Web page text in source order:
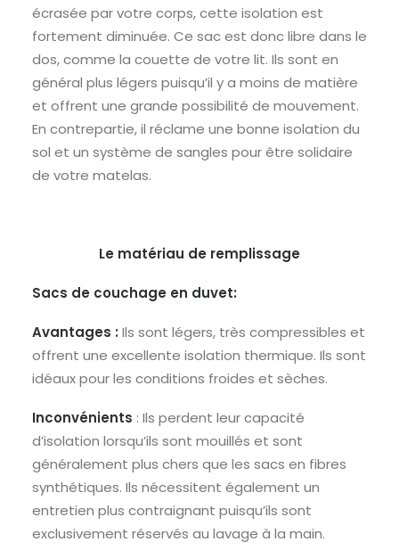
écrasée par votre corps, cette isolation est
fortement diminuée. Ce sac est donc libre dans le
dos, comme la couette de votre lit. Ils sont en
général plus légers puisqu’il y a moins de matière
et offrent une grande possibilité de mouvement.
En contrepartie, il réclame une bonne isolation du
sol et un système de sangles pour être solidaire
de votre matelas.
Le matériau de remplissage
Sacs de couchage en duvet:
Avantages : Ils sont légers, très compressibles et
offrent une excellente isolation thermique. Ils sont
idéaux pour les conditions froides et sèches.
Inconvénients : Ils perdent leur capacité
d’isolation lorsqu’ils sont mouillés et sont
généralement plus chers que les sacs en fibres
synthétiques. Ils nécessitent également un
entretien plus contraignant puisqu’ils sont
exclusivement réservés au lavage à la main.